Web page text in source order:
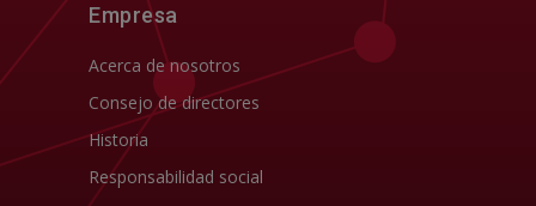
Empresa
Acerca de nosotros
Consejo de directores
Historia
Responsabilidad social